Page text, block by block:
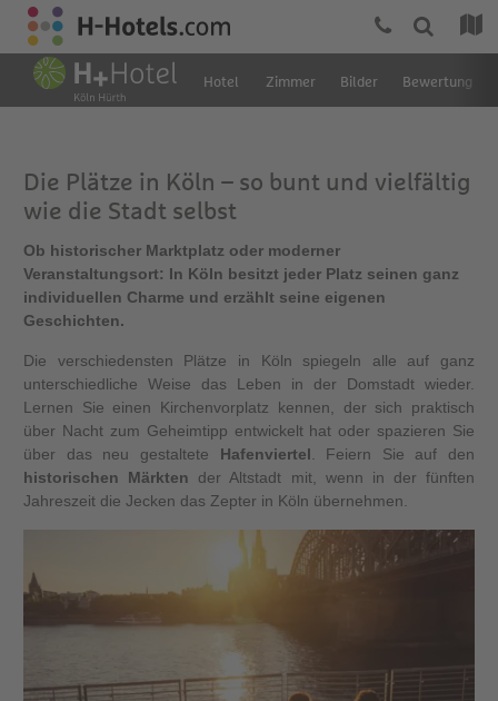
Hotel Zimmer Bilder Bewertung
Die Plätze in Köln – so bunt und vielfältig
wie die Stadt selbst
Ob historischer Marktplatz oder moderner
Veranstaltungsort: In Köln besitzt jeder Platz seinen ganz
individuellen Charme und erzählt seine eigenen
Geschichten.
Die verschiedensten Plätze in Köln spiegeln alle auf ganz
unterschiedliche Weise das Leben in der Domstadt wieder.
Lernen Sie einen Kirchenvorplatz kennen, der sich praktisch
über Nacht zum Geheimtipp entwickelt hat oder spazieren Sie
über das neu gestaltete Hafenviertel . Feiern Sie auf den
historischen Märkten der Altstadt mit, wenn in der fünften
Jahreszeit die Jecken das Zepter in Köln übernehmen.